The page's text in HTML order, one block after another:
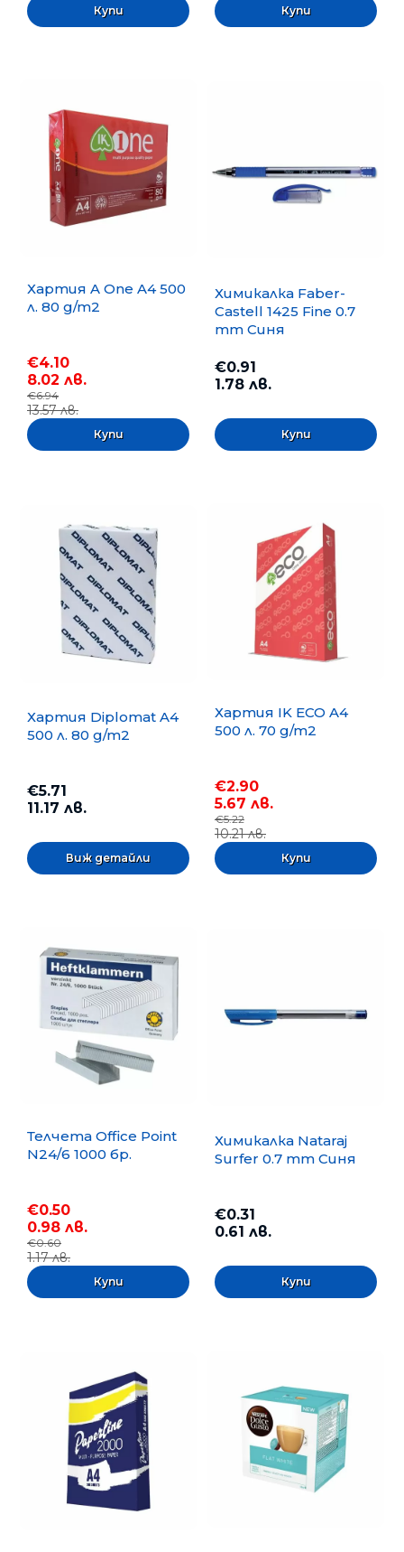
Хартия A One A4 500
л. 80 g/m2
€4.10
8.02 лв.
€6.94
13.57 лв.
Химикалка Faber-
Castell 1425 Fine 0.7
mm Синя
€0.91
1.78 лв.
Хартия Diplomat A4
500 л. 80 g/m2
€5.71
11.17 лв.
Виж детайли
Хартия IK ECO A4
500 л. 70 g/m2
€2.90
5.67 лв.
€5.22
10.21 лв.
Телчета Office Point
N24/6 1000 бр.
€0.50
0.98 лв.
€0.60
1.17 лв.
Химикалка Nataraj
Surfer 0.7 mm Синя
€0.31
0.61 лв.